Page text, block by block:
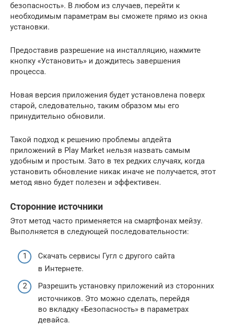
безопасность». В любом из случаев, перейти к
необходимым параметрам вы сможете прямо из окна
установки.
Предоставив разрешение на инсталляцию, нажмите
кнопку «Установить» и дождитесь завершения
процесса.
Новая версия приложения будет установлена поверх
старой, следовательно, таким образом мы его
принудительно обновили.
Такой подход к решению проблемы апдейта
приложений в Play Market нельзя назвать самым
удобным и простым. Зато в тех редких случаях, когда
установить обновление никак иначе не получается, этот
метод явно будет полезен и эффективен.
Сторонние источники
Этот метод часто применяется на смартфонах мейзу.
Выполняется в следующей последовательности:
Скачать сервисы Гугл с другого сайта
в Интернете.
Разрешить установку приложений из сторонних
источников. Это можно сделать, перейдя
во вкладку «Безопасность» в параметрах
девайса.